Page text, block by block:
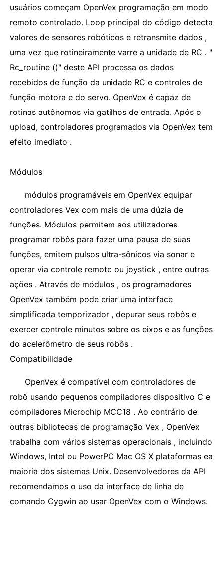
usuários começam OpenVex programação em modo
remoto controlado. Loop principal do código detecta
valores de sensores robóticos e retransmite dados ,
uma vez que rotineiramente varre a unidade de RC . "
Rc_routine ()" deste API processa os dados
recebidos de função da unidade RC e controles de
função motora e do servo. OpenVex é capaz de
rotinas autônomos via gatilhos de entrada. Após o
upload, controladores programados via OpenVex tem
efeito imediato .
Módulos
módulos programáveis ​​em OpenVex equipar
controladores Vex com mais de uma dúzia de
funções. Módulos permitem aos utilizadores
programar robôs para fazer uma pausa de suas
funções, emitem pulsos ultra-sônicos via sonar e
operar via controle remoto ou joystick , entre outras
ações . Através de módulos , os programadores
OpenVex também pode criar uma interface
simplificada temporizador , depurar seus robôs e
exercer controle minutos sobre os eixos e as funções
do acelerômetro de seus robôs .
Compatibilidade
OpenVex é compatível com controladores de
robô usando pequenos compiladores dispositivo C e
compiladores Microchip MCC18 . Ao contrário de
outras bibliotecas de programação Vex , OpenVex
trabalha com vários sistemas operacionais , incluindo
Windows, Intel ou PowerPC Mac OS X plataformas ea
maioria dos sistemas Unix. Desenvolvedores da API
recomendamos o uso da interface de linha de
comando Cygwin ao usar OpenVex com o Windows.